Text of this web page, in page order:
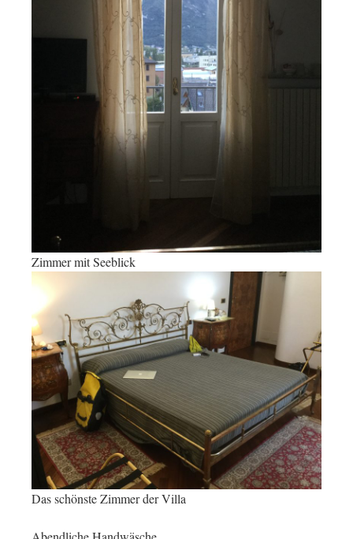
Zimmer mit Seeblick
Das schönste Zimmer der Villa